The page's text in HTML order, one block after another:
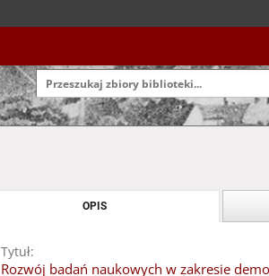
OPIS
Tytuł:
Rozwój badań naukowych w zakresie